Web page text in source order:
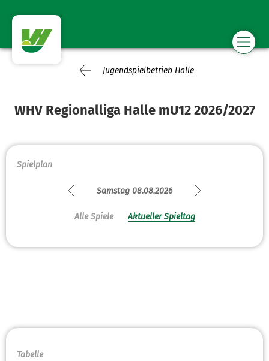
Jugendspielbetrieb Halle
WHV Regionalliga Halle mU12 2026/2027
Spielplan
Samstag 08.08.2026
Alle Spiele Aktueller Spieltag
Tabelle